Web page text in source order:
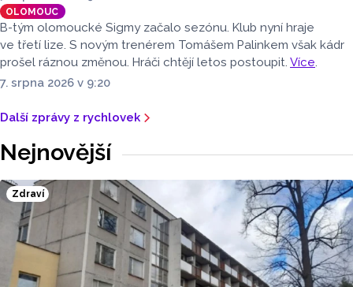
OLOMOUC
B-tým olomoucké Sigmy začalo sezónu. Klub nyní hraje
ve třetí lize. S novým trenérem Tomášem Palinkem však kádr
prošel ráznou změnou. Hráči chtějí letos postoupit. Více.
7. srpna 2026 v 9:20
Další zprávy z rychlovek
Nejnovější
Zdraví